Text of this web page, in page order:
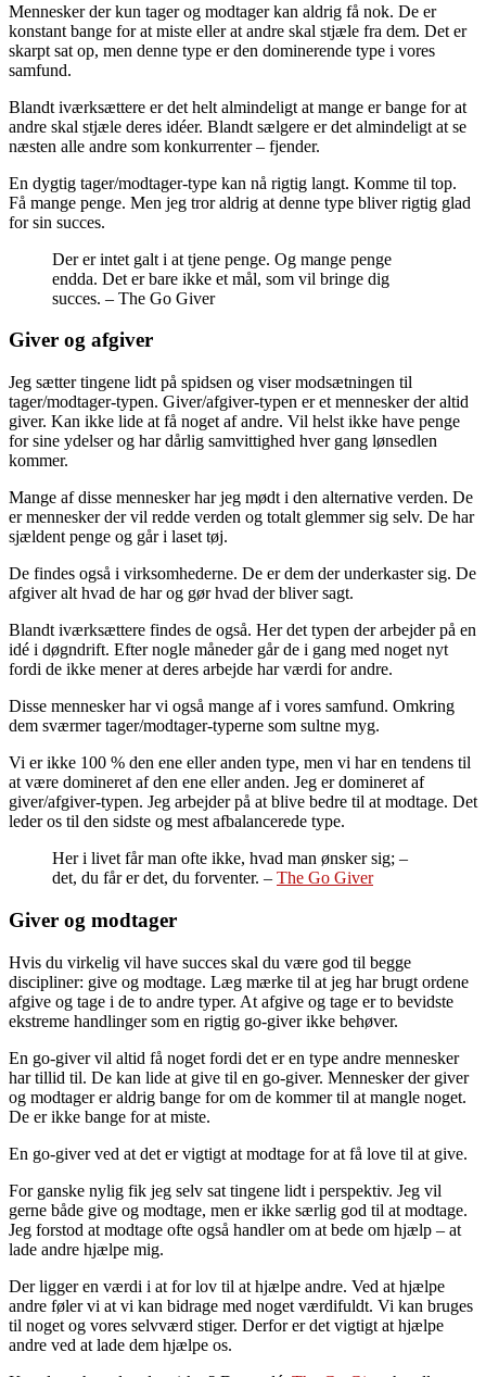
Mennesker der kun tager og modtager kan aldrig få nok. De er
konstant bange for at miste eller at andre skal stjæle fra dem. Det er
skarpt sat op, men denne type er den dominerende type i vores
samfund.
Blandt iværksættere er det helt almindeligt at mange er bange for at
andre skal stjæle deres idéer. Blandt sælgere er det almindeligt at se
næsten alle andre som konkurrenter – fjender.
En dygtig tager/modtager-type kan nå rigtig langt. Komme til top.
Få mange penge. Men jeg tror aldrig at denne type bliver rigtig glad
for sin succes.
Der er intet galt i at tjene penge. Og mange penge
endda. Det er bare ikke et mål, som vil bringe dig
succes. – The Go Giver
Giver og afgiver
Jeg sætter tingene lidt på spidsen og viser modsætningen til
tager/modtager-typen. Giver/afgiver-typen er et mennesker der altid
giver. Kan ikke lide at få noget af andre. Vil helst ikke have penge
for sine ydelser og har dårlig samvittighed hver gang lønsedlen
kommer.
Mange af disse mennesker har jeg mødt i den alternative verden. De
er mennesker der vil redde verden og totalt glemmer sig selv. De har
sjældent penge og går i laset tøj.
De findes også i virksomhederne. De er dem der underkaster sig. De
afgiver alt hvad de har og gør hvad der bliver sagt.
Blandt iværksættere findes de også. Her det typen der arbejder på en
idé i døgndrift. Efter nogle måneder går de i gang med noget nyt
fordi de ikke mener at deres arbejde har værdi for andre.
Disse mennesker har vi også mange af i vores samfund. Omkring
dem sværmer tager/modtager-typerne som sultne myg.
Vi er ikke 100 % den ene eller anden type, men vi har en tendens til
at være domineret af den ene eller anden. Jeg er domineret af
giver/afgiver-typen. Jeg arbejder på at blive bedre til at modtage. Det
leder os til den sidste og mest afbalancerede type.
Her i livet får man ofte ikke, hvad man ønsker sig; –
det, du får er det, du forventer. – The Go Giver
Giver og modtager
Hvis du virkelig vil have succes skal du være god til begge
discipliner: give og modtage. Læg mærke til at jeg har brugt ordene
afgive og tage i de to andre typer. At afgive og tage er to bevidste
ekstreme handlinger som en rigtig go-giver ikke behøver.
En go-giver vil altid få noget fordi det er en type andre mennesker
har tillid til. De kan lide at give til en go-giver. Mennesker der giver
og modtager er aldrig bange for om de kommer til at mangle noget.
De er ikke bange for at miste.
En go-giver ved at det er vigtigt at modtage for at få love til at give.
For ganske nylig fik jeg selv sat tingene lidt i perspektiv. Jeg vil
gerne både give og modtage, men er ikke særlig god til at modtage.
Jeg forstod at modtage ofte også handler om at bede om hjælp – at
lade andre hjælpe mig.
Der ligger en værdi i at for lov til at hjælpe andre. Ved at hjælpe
andre føler vi at vi kan bidrage med noget værdifuldt. Vi kan bruges
til noget og vores selvværd stiger. Derfor er det vigtigt at hjælpe
andre ved at lade dem hjælpe os.